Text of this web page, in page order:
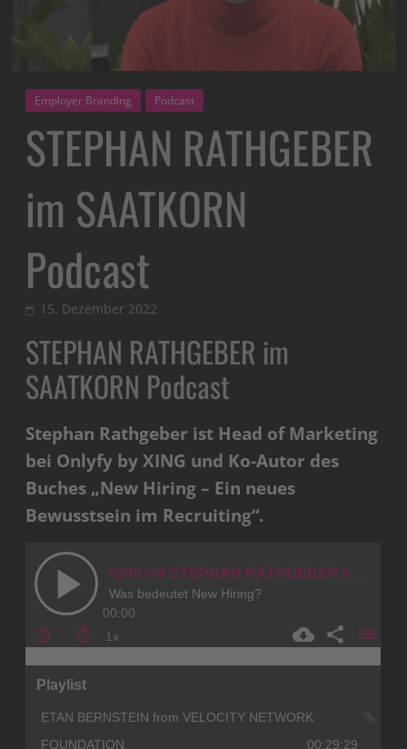
Employer Branding Podcast
STEPHAN RATHGEBER
im SAATKORN
Podcast
15. Dezember 2022
STEPHAN RATHGEBER im
SAATKORN Podcast
Stephan Rathgeber ist Head of Marketing
bei Onlyfy by XING und Ko-Autor des
Buches „New Hiring – Ein neues
Bewusstsein im Recruiting“.